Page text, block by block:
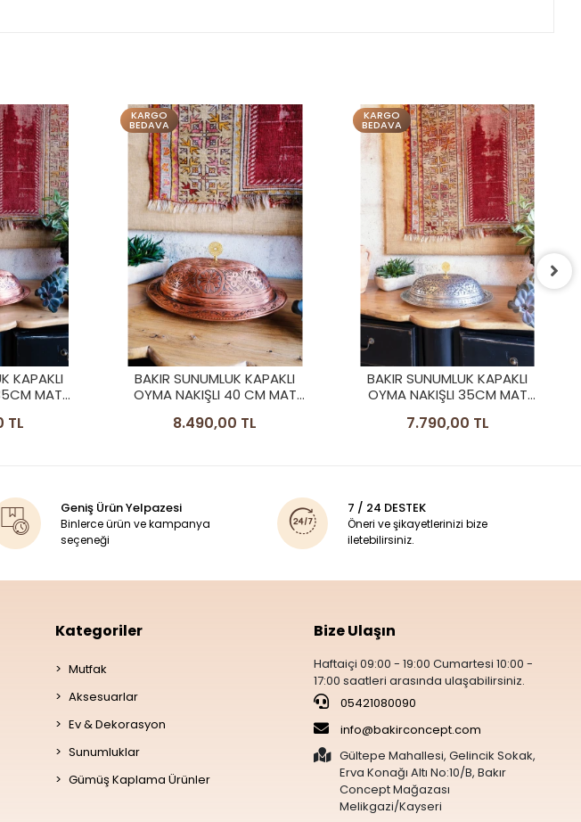
KAPAKLI
CM MAT
TL
KARGO
BEDAVA
BAKIR SUNUMLUK KAPAKLI
OYMA NAKIŞLI 35CM MAT
7.790,00 TL
KARGO
BEDAVA
BAKIR SUNUMLUK OYMA
NAKIŞLI 40CM MAT KALAY RENK
8.490,00 TL
Geniş Ürün Yelpazesi
Binlerce ürün ve kampanya
seçeneği
7 / 24 DESTEK
Öneri ve şikayetlerinizi bize
iletebilirsiniz.
Kategoriler
Mutfak
Aksesuarlar
Ev & Dekorasyon
Sunumluklar
Gümüş Kaplama Ürünler
Bize Ulaşın
Haftaiçi 09:00 - 19:00 Cumartesi 10:00 -
17:00 saatleri arasında ulaşabilirsiniz.
05421080090
info@bakirconcept.com
Gültepe Mahallesi, Gelincik Sokak,
Erva Konağı Altı No:10/B, Bakır
Concept Mağazası
Melikgazi/Kayseri